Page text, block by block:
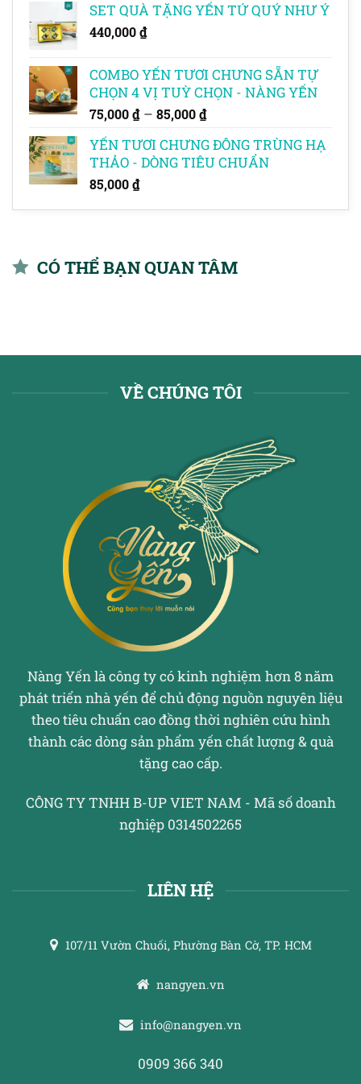
SET QUÀ TẶNG YẾN TỨ QUÝ NHƯ Ý
440,000₫
COMBO YẾN TƯƠI CHƯNG SẴN TỰ
CHỌN 4 VỊ TUỲ CHỌN - NÀNG YẾN
75,000₫ – 85,000₫Khoảng
từ
75,000 ₫
YẾN TƯƠI CHƯNG ĐÔNG TRÙNG HẠ
THẢO - DÒNG TIÊU CHUẨN
85,000₫
CÓ THỂ BẠN QUAN TÂM
VỀ CHÚNG TÔI
Nàng Yến là công ty có kinh nghiệm hơn 8 năm
phát triển nhà yến để chủ động nguồn nguyên liệu
theo tiêu chuẩn cao đồng thời nghiên cứu hình
thành các dòng sản phẩm yến chất lượng & quà
tặng cao cấp.
CÔNG TY TNHH B-UP VIET NAM - Mã số doanh
nghiệp 0314502265
LIÊN HỆ
107/11 Vườn Chuối, Phường Bàn Cờ, TP. HCM
nangyen.vn
info@nangyen.vn
0909 366 340